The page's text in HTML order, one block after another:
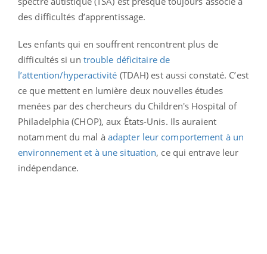
des difficultés d’apprentissage.
Les enfants qui en souffrent rencontrent plus de
difficultés si un trouble déficitaire de
l’attention/hyperactivité (TDAH) est aussi constaté. C’est
ce que mettent en lumière deux nouvelles études
menées par des chercheurs du Children's Hospital of
Philadelphia (CHOP), aux États-Unis. Ils auraient
notamment du mal à adapter leur comportement à un
environnement et à une situation, ce qui entrave leur
indépendance.